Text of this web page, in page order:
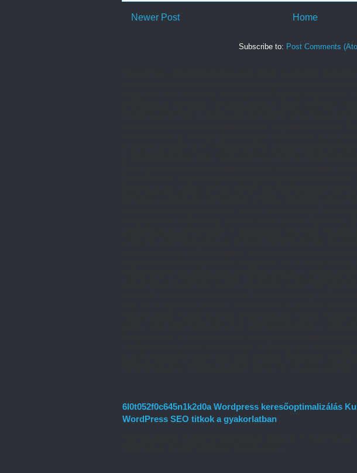
Newer Post Home
Subscribe to: Post Comments
6l0t052f0c645n1k2d0a Wordpress keresőoptimalizálás
WordPress SEO titkok a gyakorlatban